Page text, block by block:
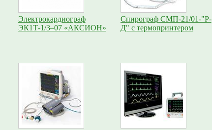
Электрокардиограф
ЭК1Т-1/3–07 «АКСИОН»
Спирограф СМП-21/01-"Р-
Д" с термопринтером